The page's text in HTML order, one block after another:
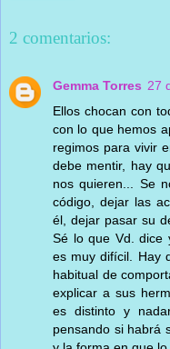
2 comentarios:
Gemma Torres 27
Ellos chocan con
con lo que hemos
regimos para vivir
debe mentir, hay
nos quieren... Se
código, dejar las
él, dejar pasar su
Sé lo que Vd. dice
es muy difícil. Hay
habitual de
explicar a sus
es distinto y
pensando si habrá